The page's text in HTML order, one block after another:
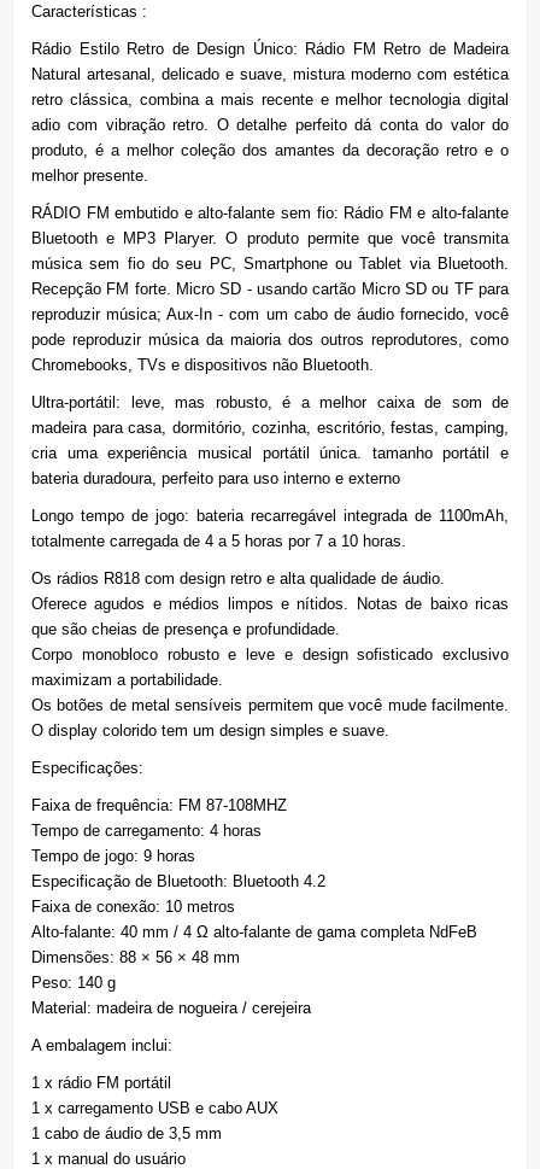
Características :
Rádio Estilo Retro de Design Único: Rádio FM Retro de Madeira
Natural artesanal, delicado e suave, mistura moderno com estética
retro clássica, combina a mais recente e melhor tecnologia digital
adio com vibração retro. O detalhe perfeito dá conta do valor do
produto, é a melhor coleção dos amantes da decoração retro e o
melhor presente.
RÁDIO FM embutido e alto-falante sem fio: Rádio FM e alto-falante
Bluetooth e MP3 Plaryer. O produto permite que você transmita
música sem fio do seu PC, Smartphone ou Tablet via Bluetooth.
Recepção FM forte. Micro SD - usando cartão Micro SD ou TF para
reproduzir música; Aux-In - com um cabo de áudio fornecido, você
pode reproduzir música da maioria dos outros reprodutores, como
Chromebooks, TVs e dispositivos não Bluetooth.
Ultra-portátil: leve, mas robusto, é a melhor caixa de som de
madeira para casa, dormitório, cozinha, escritório, festas, camping,
cria uma experiência musical portátil única. tamanho portátil e
bateria duradoura, perfeito para uso interno e externo
Longo tempo de jogo: bateria recarregável integrada de 1100mAh,
totalmente carregada de 4 a 5 horas por 7 a 10 horas.
Os rádios R818 com design retro e alta qualidade de áudio.
Oferece agudos e médios limpos e nítidos. Notas de baixo ricas
que são cheias de presença e profundidade.
Corpo monobloco robusto e leve e design sofisticado exclusivo
maximizam a portabilidade.
Os botões de metal sensíveis permitem que você mude facilmente.
O display colorido tem um design simples e suave.
Especificações:
Faixa de frequência: FM 87-108MHZ
Tempo de carregamento: 4 horas
Tempo de jogo: 9 horas
Especificação de Bluetooth: Bluetooth 4.2
Faixa de conexão: 10 metros
Alto-falante: 40 mm / 4 Ω alto-falante de gama completa NdFeB
Dimensões: 88 × 56 × 48 mm
Peso: 140 g
Material: madeira de nogueira / cerejeira
A embalagem inclui:
1 x rádio FM portátil
1 x carregamento USB e cabo AUX
1 cabo de áudio de 3,5 mm
1 x manual do usuário